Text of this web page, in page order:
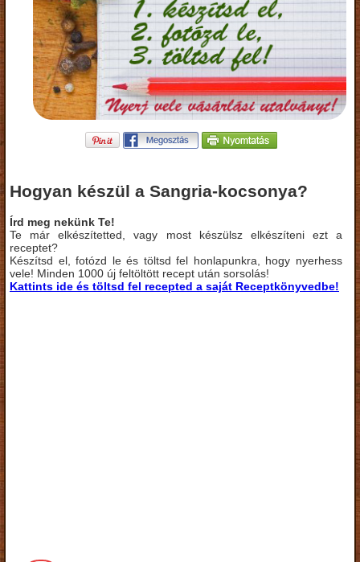
Hogyan készül a Sangria-kocsonya?
Írd meg nekünk Te!
Te már elkészítetted, vagy most készülsz elkészíteni ezt a
receptet?
Készítsd el, fotózd le és töltsd fel honlapunkra, hogy nyerhess
vele! Minden 1000 új feltöltött recept után sorsolás!
Kattints ide és töltsd fel recepted a saját Receptkönyvedbe!